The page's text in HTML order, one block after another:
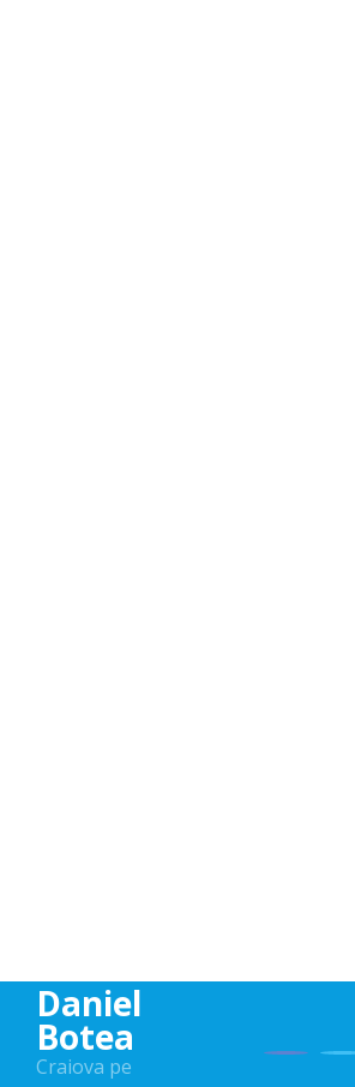
Daniel
Botea
Craiova pe